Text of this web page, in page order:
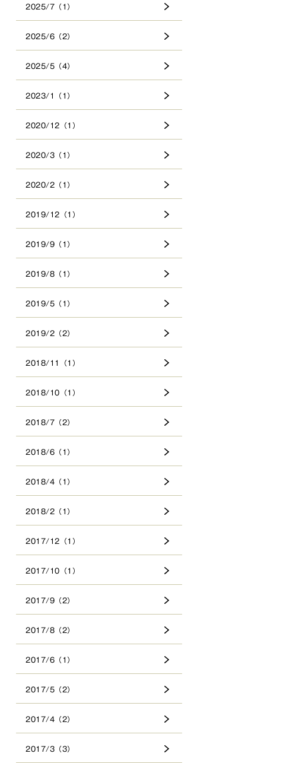
2025/7（1）
2025/6（2）
2025/5（4）
2023/1（1）
2020/12（1）
2020/3（1）
2020/2（1）
2019/12（1）
2019/9（1）
2019/8（1）
2019/5（1）
2019/2（2）
2018/11（1）
2018/10（1）
2018/7（2）
2018/6（1）
2018/4（1）
2018/2（1）
2017/12（1）
2017/10（1）
2017/9（2）
2017/8（2）
2017/6（1）
2017/5（2）
2017/4（2）
2017/3（3）